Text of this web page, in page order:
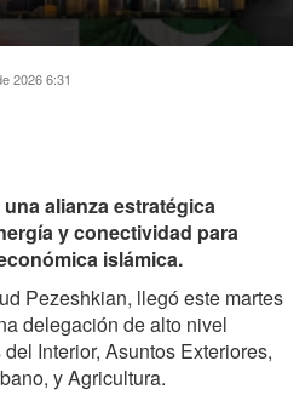
2026 6:31
alianza estratégica
y conectividad para
islámica.
Pezeshkian, llegó este martes
delegación de alto nivel
Interior, Asuntos Exteriores,
y Agricultura.